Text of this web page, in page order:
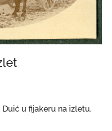
u fijakeru na izletu.